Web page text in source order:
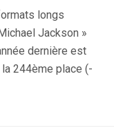
longs
Jackson »
dernière est
244ème place (-